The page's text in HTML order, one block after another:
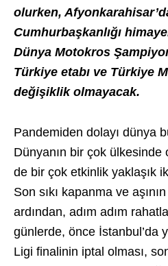
olurken,
Cumhurbaşkanlığı
Dünya Motokros
Türkiye etabı ve Türkiye
değişiklik olmayacak.
Pandemiden dolayı dünya
Dünyanın bir çok ülkesinde
de bir çok etkinlik yaklaşık
Son sıkı kapanma ve aşının
ardından, adım adım
günlerde, önce İstanbul’da
Ligi finalinin iptal olması,